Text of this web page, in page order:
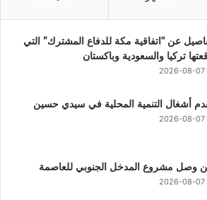
عن “اتفاقية مكة للدفاع المشترك” التي
تركيا والسعودية وباكستان
2026-08-07
أشغال التنمية المحلية في سيدي حسين
2026-08-07
وصل مشروع المدخل الجنوبي للعاصمة
2026-08-07